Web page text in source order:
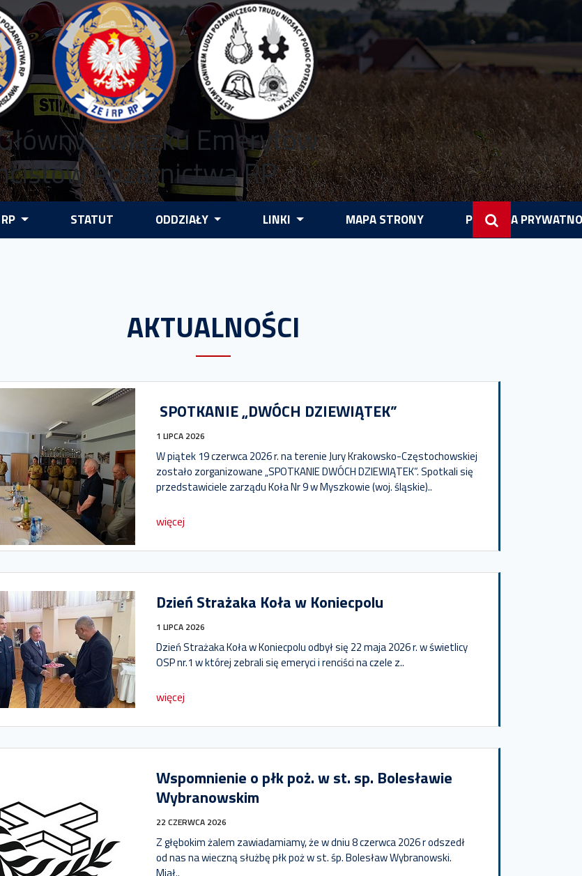
Związku Emerytów
Pożarnictwa RP
STATUT ODDZIAŁY LINKI MAPA STRONY POLITYKA
AKTUALNOŚCI
SPOTKANIE „DWÓCH DZIEWIĄTEK”
1 LIPCA 2026
W piątek 19 czerwca 2026 r. na terenie Jury Krakowsko-Częstochowskiej
zostało zorganizowane „SPOTKANIE DWÓCH DZIEWIĄTEK”. Spotkali się
przedstawiciele zarządu Koła Nr 9 w Myszkowie (woj. śląskie)..
więcej
Dzień Strażaka Koła w Koniecpolu
1 LIPCA 2026
Dzień Strażaka Koła w Koniecpolu odbył się 22 maja 2026 r. w świetlicy
OSP nr.1 w której zebrali się emeryci i renciści na czele z..
więcej
Wspomnienie o płk poż. w st. sp. Bolesławie
Wybranowskim
22 CZERWCA 2026
Z głębokim żalem zawiadamiamy, że w dniu 8 czerwca 2026 r odszedł
od nas na wieczną służbę płk poż w st. śp. Bolesław Wybranowski.